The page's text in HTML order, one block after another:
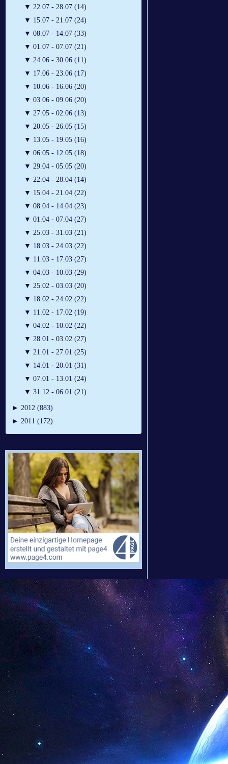
▼ 22.07 - 28.07 (14)
▼ 15.07 - 21.07 (24)
▼ 08.07 - 14.07 (33)
▼ 01.07 - 07.07 (21)
▼ 24.06 - 30.06 (11)
▼ 17.06 - 23.06 (17)
▼ 10.06 - 16.06 (20)
▼ 03.06 - 09.06 (20)
▼ 27.05 - 02.06 (13)
▼ 20.05 - 26.05 (15)
▼ 13.05 - 19.05 (16)
▼ 06.05 - 12.05 (18)
▼ 29.04 - 05.05 (20)
▼ 22.04 - 28.04 (14)
▼ 15.04 - 21.04 (22)
▼ 08.04 - 14.04 (23)
▼ 01.04 - 07.04 (27)
▼ 25.03 - 31.03 (21)
▼ 18.03 - 24.03 (22)
▼ 11.03 - 17.03 (27)
▼ 04.03 - 10.03 (29)
▼ 25.02 - 03.03 (20)
▼ 18.02 - 24.02 (22)
▼ 11.02 - 17.02 (19)
▼ 04.02 - 10.02 (22)
▼ 28.01 - 03.02 (27)
▼ 21.01 - 27.01 (25)
▼ 14.01 - 20.01 (31)
▼ 07.01 - 13.01 (24)
▼ 31.12 - 06.01 (21)
► 2012 (883)
► 2011 (172)